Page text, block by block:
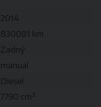
2014
830081 km
Zadný
manual
Diesel
7790 cm3